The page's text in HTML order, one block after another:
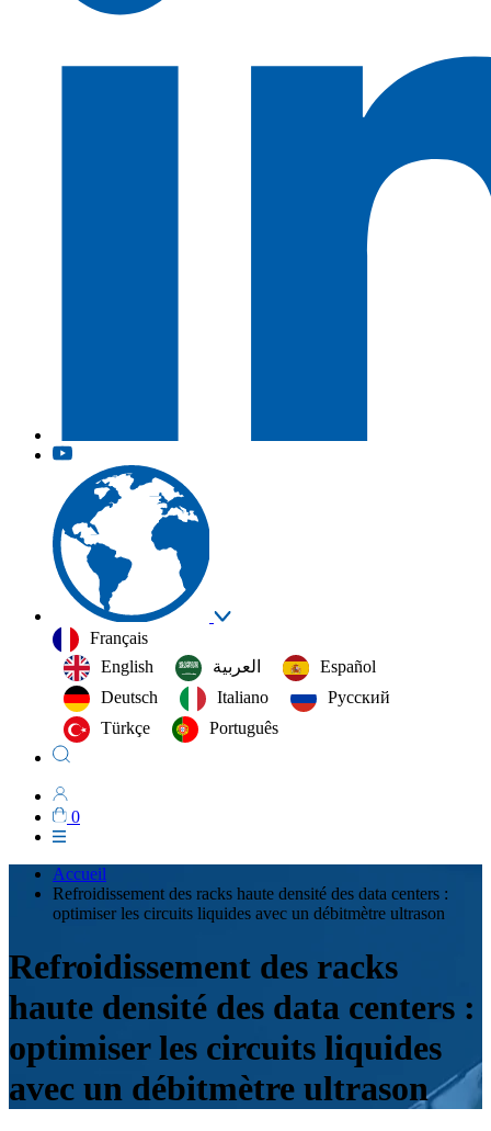
Français
English
العربية‏
Español
Deutsch
Italiano
Русский
Türkçe
Português
0
Accueil
Refroidissement des racks haute densité des data centers :
optimiser les circuits liquides avec un débitmètre ultrason
Refroidissement des racks
haute densité des data centers :
optimiser les circuits liquides
avec un débitmètre ultrason